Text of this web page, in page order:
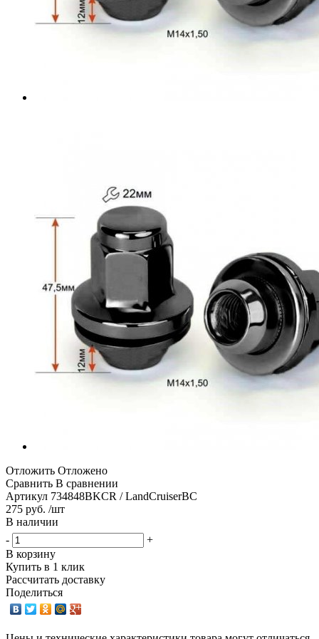
Отложить Отложено
Сравнить В сравнении
Артикул 734848BKCR / LandCruiserBC
275 руб. /шт
В наличии
-
+
В корзину
Купить в 1 клик
Рассчитать доставку
Поделиться